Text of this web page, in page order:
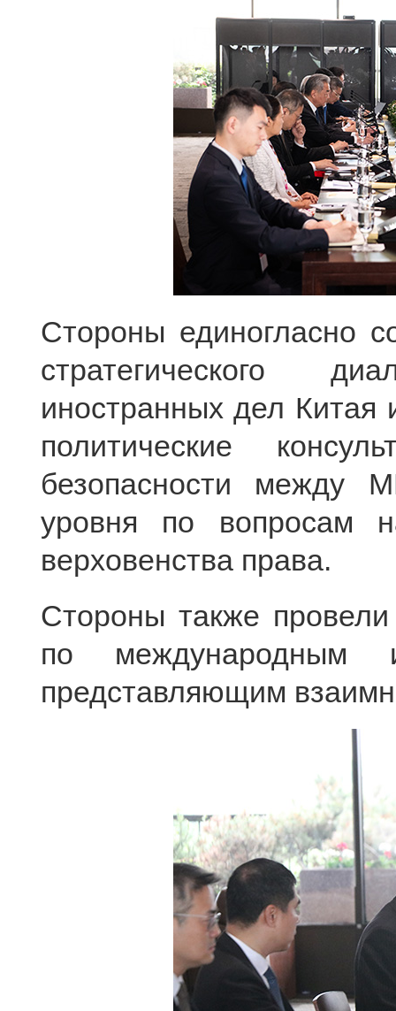
Стороны единогласно
стратегического
иностранных дел Китая
политические
безопасности между
уровня по вопросам
верховенства права.
Стороны также
по международным
представляющим